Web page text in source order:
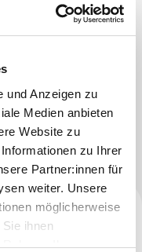
und Anzeigen zu
Medien anbieten
Website zu
zu Ihrer
Partner:innen für
weiter. Unsere
möglicherweise
ihnen
Ihrer